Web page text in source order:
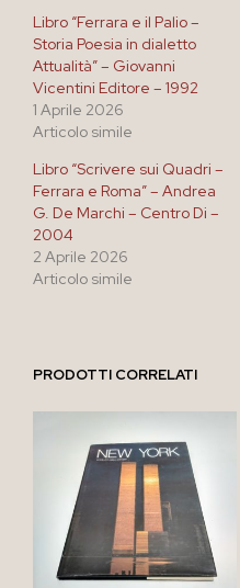
Libro “Ferrara e il Palio –
Storia Poesia in dialetto
Attualità” – Giovanni
Vicentini Editore – 1992
1 Aprile 2026
Articolo simile
Libro “Scrivere sui Quadri –
Ferrara e Roma” – Andrea
G. De Marchi – Centro Di –
2004
2 Aprile 2026
Articolo simile
PRODOTTI CORRELATI